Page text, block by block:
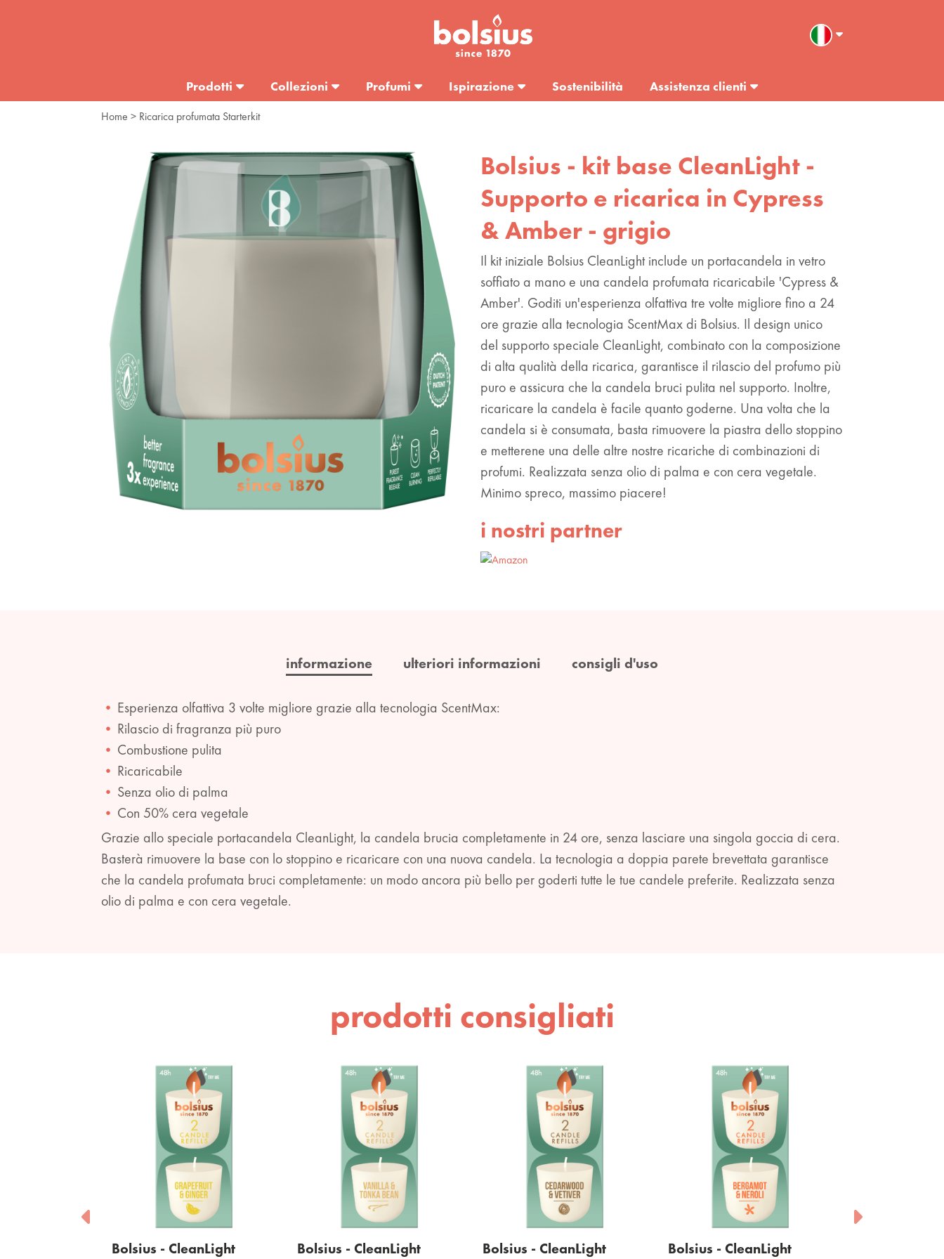
Prodotti Collezioni Profumi Ispirazione Sostenibilità Assistenza clienti
Home > Ricarica profumata Starterkit
Bolsius - kit base CleanLight -
Supporto e ricarica in Cypress
& Amber - grigio
Il kit iniziale Bolsius CleanLight include un portacandela in vetro
soffiato a mano e una candela profumata ricaricabile 'Cypress &
Amber'. Goditi un'esperienza olfattiva tre volte migliore fino a 24
ore grazie alla tecnologia ScentMax di Bolsius. Il design unico
del supporto speciale CleanLight, combinato con la composizione
di alta qualità della ricarica, garantisce il rilascio del profumo più
puro e assicura che la candela bruci pulita nel supporto. Inoltre,
ricaricare la candela è facile quanto goderne. Una volta che la
candela si è consumata, basta rimuovere la piastra dello stoppino
e metterene una delle altre nostre ricariche di combinazioni di
profumi. Realizzata senza olio di palma e con cera vegetale.
Minimo spreco, massimo piacere!
i nostri partner
informazione ulteriori informazioni consigli d'uso
Esperienza olfattiva 3 volte migliore grazie alla tecnologia ScentMax:
Rilascio di fragranza più puro
Combustione pulita
Ricaricabile
Senza olio di palma
Con 50% cera vegetale
Grazie allo speciale portacandela CleanLight, la candela brucia completamente in 24 ore, senza lasciare una singola goccia di cera.
Basterà rimuovere la base con lo stoppino e ricaricare con una nuova candela. La tecnologia a doppia parete brevettata garantisce
che la candela profumata bruci completamente: un modo ancora più bello per goderti tutte le tue candele preferite. Realizzata senza
olio di palma e con cera vegetale.
prodotti consigliati
Bolsius - CleanLight
Bolsius - CleanLight
Bolsius - CleanLight
Bolsius - CleanLight